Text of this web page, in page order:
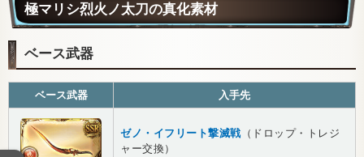
極マリシ烈火ノ太刀の真化素材
ベース武器
ベース武器 入手先
ゼノ・イフリート撃滅戦 （ドロップ・トレジ
ャー交換）